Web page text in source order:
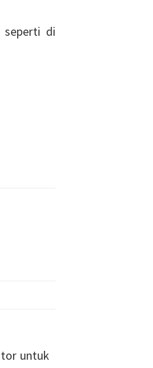
seperti di
untuk